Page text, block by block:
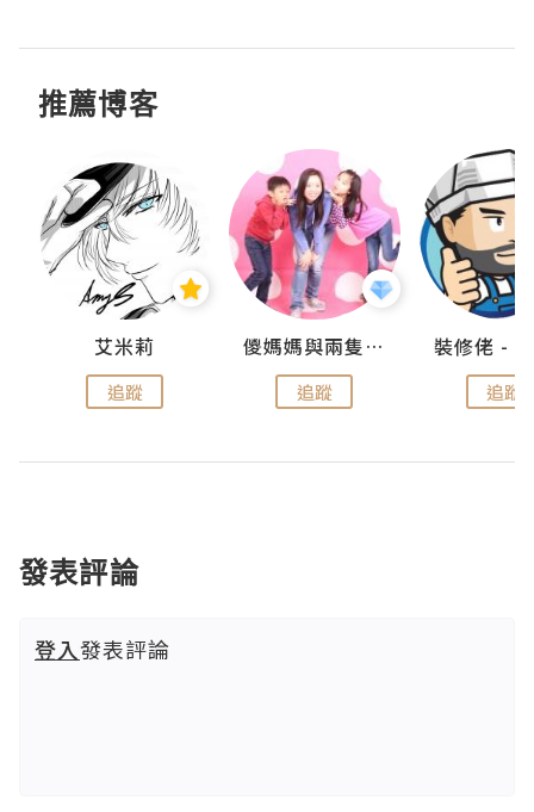
推薦博客
艾米莉
追蹤
儍媽媽與兩隻小魔怪之家
追蹤 追蹤
發表評論
登入發表評論